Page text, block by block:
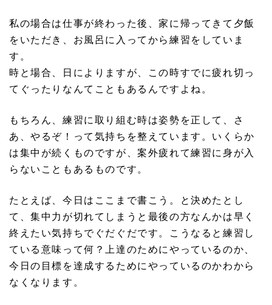
私の場合は仕事が終わった後、家に帰ってきて夕飯
をいただき、お風呂に入ってから練習をしていま
す。
時と場合、日によりますが、この時すでに疲れ切っ
てぐったりなんてこともあるんですよね。
もちろん、練習に取り組む時は姿勢を正して、さ
あ、やるぞ！って気持ちを整えています。いくらか
は集中が続くものですが、案外疲れて練習に身が入
らないこともあるものです。
たとえば、今日はここまで書こう。と決めたとし
て、集中力が切れてしまうと最後の方なんかは早く
終えたい気持ちでぐだぐだです。こうなると練習し
ている意味って何？上達のためにやっているのか、
今日の目標を達成するためにやっているのかわから
なくなります。